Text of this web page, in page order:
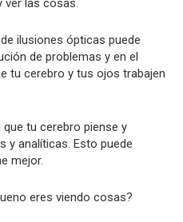
ver las cosas.
ilusiones ópticas puede
de problemas y en el
tu cerebro y tus ojos trabajen
tu cerebro piense y
y analíticas. Esto puede
mejor.
eres viendo cosas?